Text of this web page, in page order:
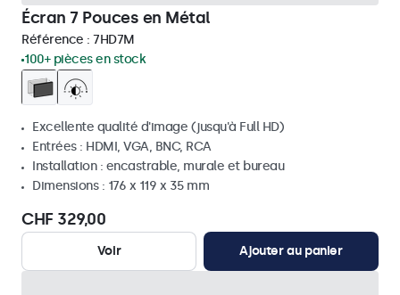
Écran 7 Pouces en Métal
Référence : 7HD7M
100+ pièces en stock
Excellente qualité d'image (jusqu'à Full HD)
Entrées : HDMI, VGA, BNC, RCA
Installation : encastrable, murale et bureau
Dimensions : 176 x 119 x 35 mm
CHF 329,00
Voir Ajouter au panier